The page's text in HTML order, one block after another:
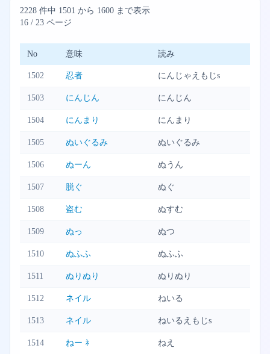
2228 件中 1501 から 1600 まで表示
16 / 23 ページ
No 意味 読み
1502 忍者 にんじゃえもじs
1503 にんじん にんじん
1504 にんまり にんまり
1505 ぬいぐるみ ぬいぐるみ
1506 ぬーん ぬうん
1507 脱ぐ ぬぐ
1508 盗む ぬすむ
1509 ぬっ ぬつ
1510 ぬふふ ぬふふ
1511 ぬりぬり ぬりぬり
1512 ネイル ねいる
1513 ネイル ねいるえもじs
1514 ねー ﾈ ねえ